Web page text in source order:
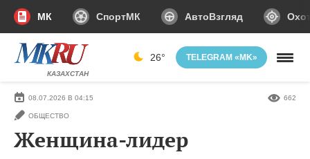
МК СпортМК АвтоВзгляд
КАЗАХСТАН
26° TELEGRAM «MK»
08.07.2026 В 04:15
ОБЩЕСТВО
662
Женщина-лидер